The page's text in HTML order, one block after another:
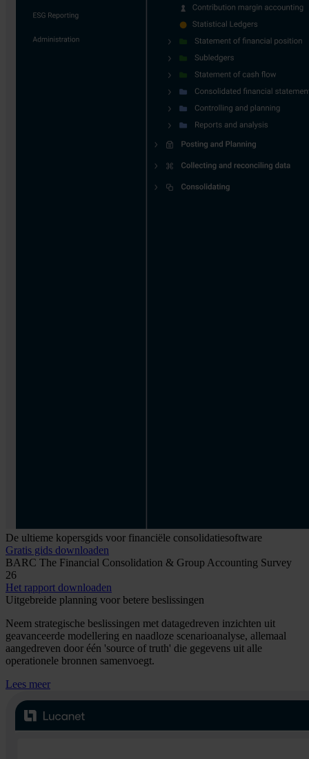
De ultieme kopersgids voor financiële consolidatiesoftware
Gratis gids downloaden
BARC The Financial Consolidation & Group Accounting Survey
26
Het rapport downloaden
Uitgebreide planning voor betere beslissingen
Neem strategische beslissingen met datagedreven inzichten uit
geavanceerde modellering en naadloze scenarioanalyse, allemaal
aangedreven door één 'source of truth' die gegevens uit alle
operationele bronnen samenvoegt.
Lees meer